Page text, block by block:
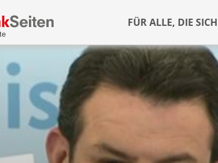
FÜR ALLE, DIE